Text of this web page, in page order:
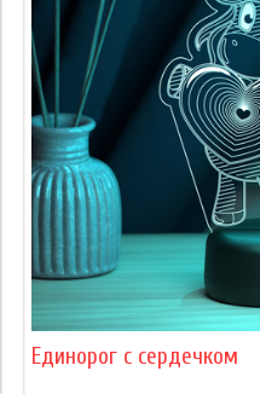
Единорог с сердечком